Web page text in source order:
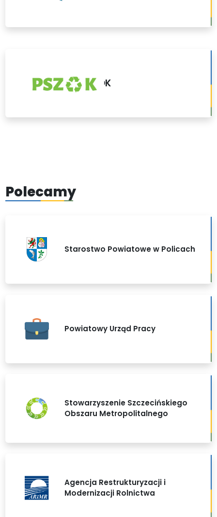
PSZOK
Polecamy
Starostwo Powiatowe w Policach
Powiatowy Urząd Pracy
Stowarzyszenie Szczecińskiego
Obszaru Metropolitalnego
Agencja Restrukturyzacji i
Modernizacji Rolnictwa